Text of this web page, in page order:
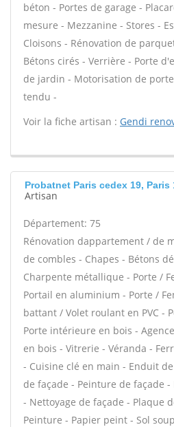
béton - Portes de garage -
mesure - Mezzanine - Stores -
Cloisons - Rénovation de
Bétons cirés - Verrière - Porte
de jardin - Motorisation de
tendu -
Voir la fiche artisan : Gendi
Probatnet Paris cedex 19, Paris
Artisan
Département: 75
Rénovation dappartement / de
de combles - Chapes - Bétons
Charpente métallique - Porte /
Portail en aluminium - Porte /
battant / Volet roulant en PVC -
Porte intérieure en bois -
en bois - Vitrerie - Véranda -
- Cuisine clé en main - Enduit
de façade - Peinture de façade
- Nettoyage de façade - Plaque
Peinture - Papier peint - Sol